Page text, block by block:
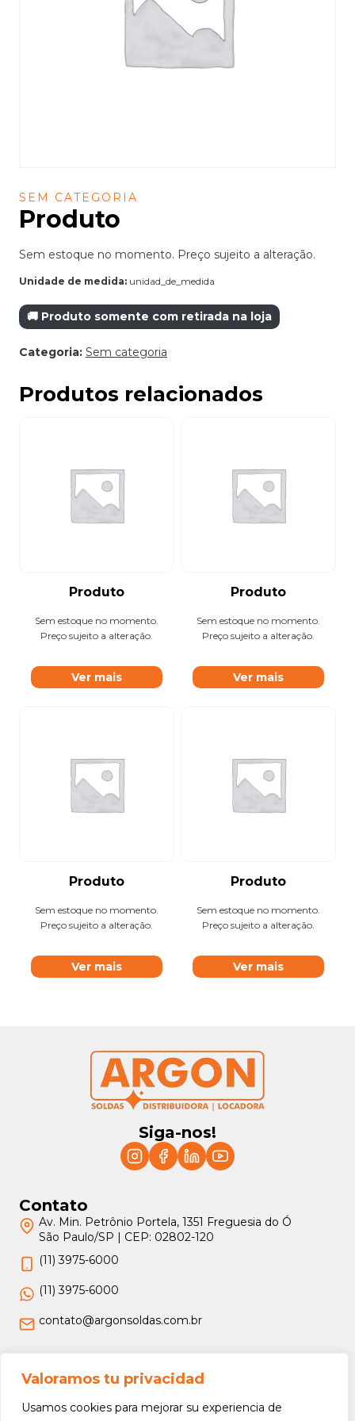
Valoramos tu privacidad
Usamos cookies para mejorar su experiencia de
SEM CATEGORIA
Produto
Sem estoque no momento. Preço sujeito a alteração.
Unidade de medida: unidad_de_medida
🚚 Produto somente com retirada na loja
Categoria: Sem categoria
Produtos relacionados
Produto
Sem estoque no momento.
Preço sujeito a alteração.
Ver mais
Produto
Sem estoque no momento.
Preço sujeito a alteração.
Ver mais
Produto
Sem estoque no momento.
Preço sujeito a alteração.
Ver mais
Produto
Sem estoque no momento.
Preço sujeito a alteração.
Ver mais
Siga-nos!
Contato
Av. Min. Petrônio Portela, 1351 Freguesia do Ó
São Paulo/SP | CEP: 02802-120
(11) 3975-6000
(11) 3975-6000
contato@argonsoldas.com.br
Jurídico
Termos e Condições
Política de Privacidade